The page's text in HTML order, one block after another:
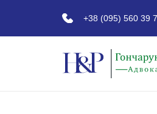
+38 (095) 560 39